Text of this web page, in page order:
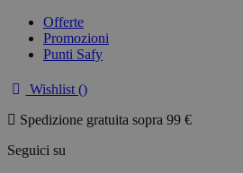
Offerte
Promozioni
Punti Safy
Wishlist ()
Spedizione gratuita sopra 99 €
Seguici su